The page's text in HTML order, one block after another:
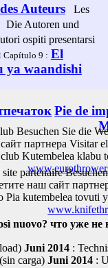
AuteursLes
Die Autoren und
ospiti presentarsi
Capítulo 9 : El
ya waandishi
Pie de
Besuchen Sie die
партнераVisitar
clubKutembelea klabu
partenaire
наш сайт
Pia kutembelea tovuti
nuovo? что уже не
Juni 2014 :
carga) Juni 2014 :